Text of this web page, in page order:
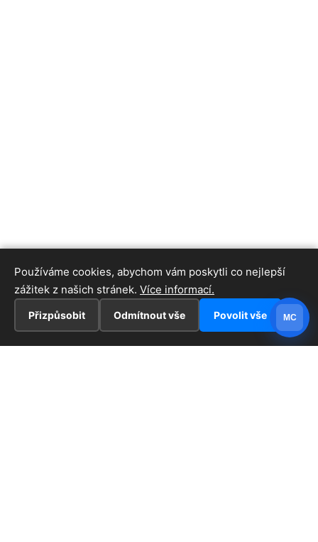
Používáme cookies, abychom vám poskytli co nejlepší
zážitek z našich stránek. Více informací.
Přizpůsobit Odmítnout vše Povolit vše MC